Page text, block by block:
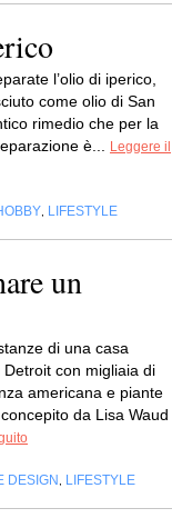
l’olio di iperico,
come olio di San
rimedio che per la
è...
Leggere il
LIFESTYLE
un
di una casa
con migliaia di
americana e piante
da Lisa Waud
DESIGN
LIFESTYLE